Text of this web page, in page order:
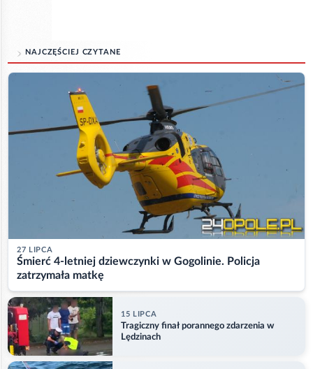
NAJCZĘŚCIEJ CZYTANE
27 LIPCA
Śmierć 4-letniej dziewczynki w Gogolinie. Policja
zatrzymała matkę
15 LIPCA
Tragiczny finał porannego zdarzenia w
Lędzinach